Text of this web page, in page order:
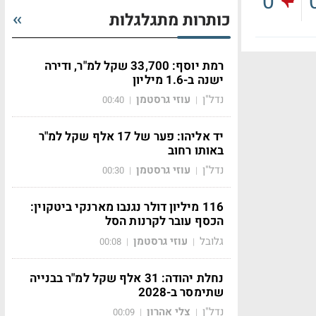
כותרות מתגלגלות
רמת יוסף: 33,700 שקל למ"ר, ודירה
ישנה ב-1.6 מיליון
נדל"ן | עוזי גרסטמן |
00:40
יד אליהו: פער של 17 אלף שקל למ"ר
באותו רחוב
נדל"ן | עוזי גרסטמן |
00:30
116 מיליון דולר נגנבו מארנקי ביטקוין:
הכסף עובר לקרנות הסל
גלובל | עוזי גרסטמן |
00:08
נחלת יהודה: 31 אלף שקל למ"ר בבנייה
שתימסר ב-2028
נדל"ן | צלי אהרון |
00:09